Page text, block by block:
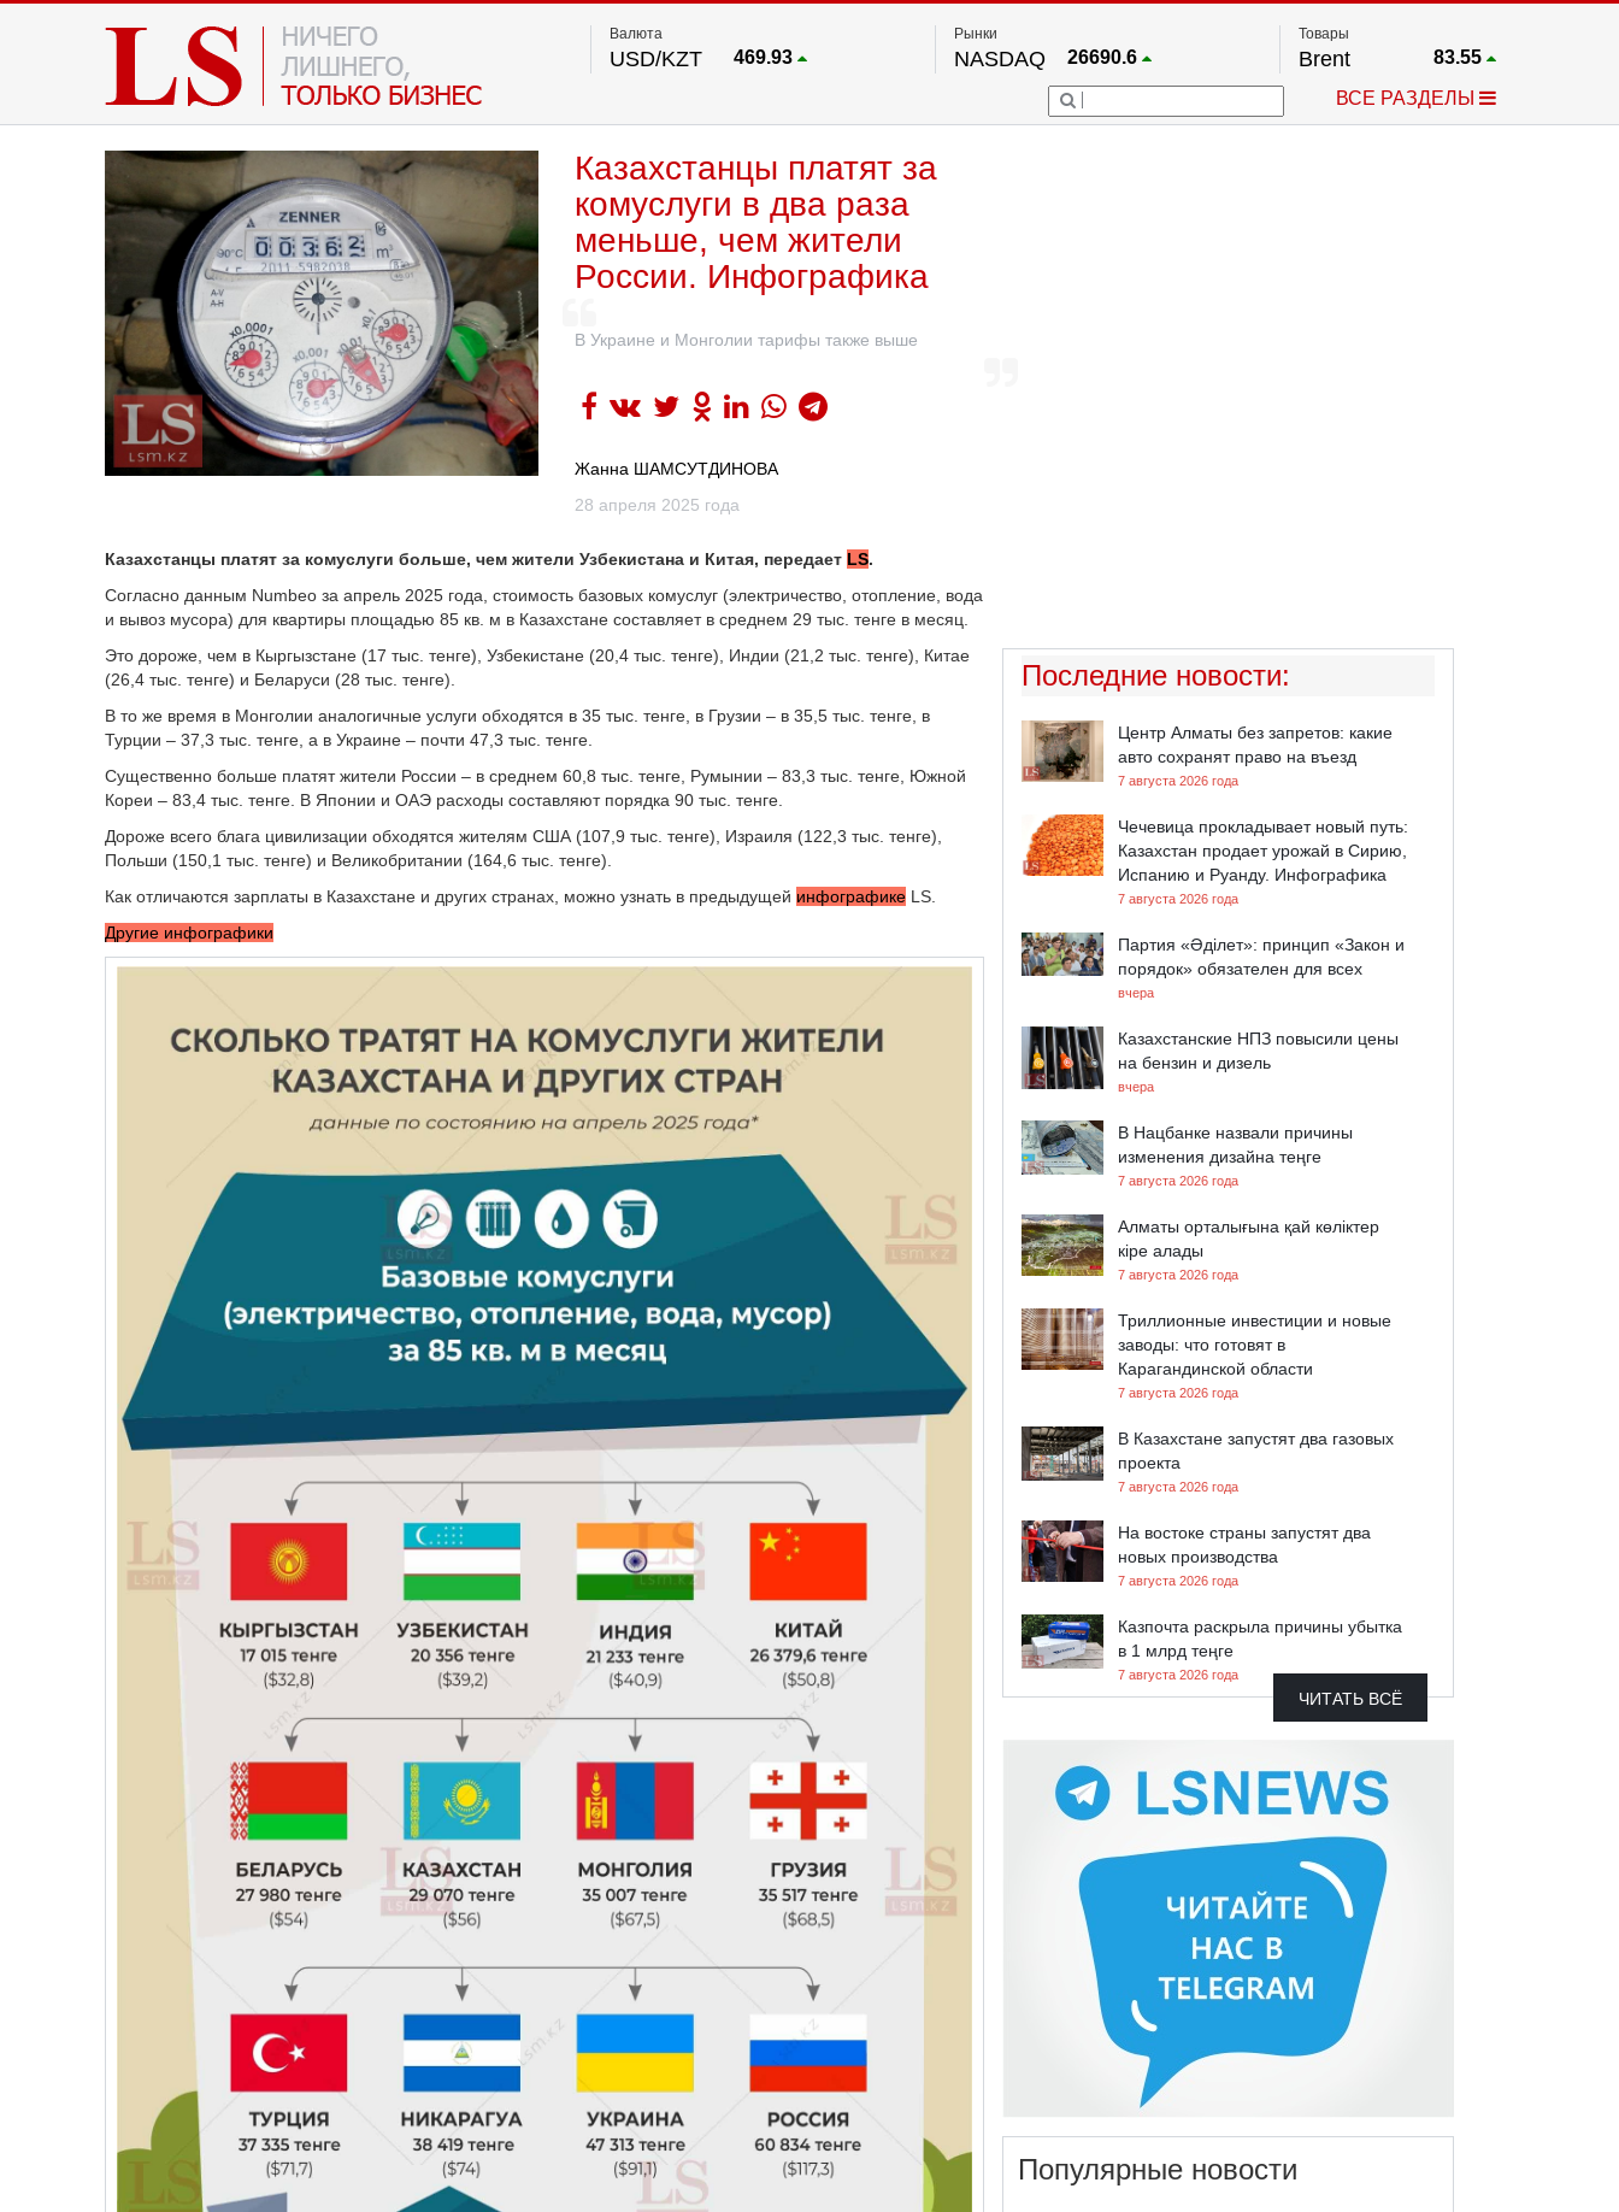
Валюта
USD/KZT 469.93
Рынки
NASDAQ 26690.6
FTSE 100 67.17
54036.9
Товары
Brent 83.55
Платина
2.662
ВСЕ РАЗДЕЛЫ
Казахстанцы платят за
комуслуги в два раза
меньше, чем жители
России. Инфографика
В Украине и Монголии тарифы также выше
Жанна ШАМСУТДИНОВА
28 апреля 2025 года
Казахстанцы платят за комуслуги больше, чем жители Узбекистана и Китая, передает LS.
Согласно данным Numbeo за апрель 2025 года, стоимость базовых комуслуг (электричество, отопление, вода
и вывоз мусора) для квартиры площадью 85 кв. м в Казахстане составляет в среднем 29 тыс. тенге в месяц.
Это дороже, чем в Кыргызстане (17 тыс. тенге), Узбекистане (20,4 тыс. тенге), Индии (21,2 тыс. тенге), Китае
(26,4 тыс. тенге) и Беларуси (28 тыс. тенге).
В то же время в Монголии аналогичные услуги обходятся в 35 тыс. тенге, в Грузии – в 35,5 тыс. тенге, в
Турции – 37,3 тыс. тенге, а в Украине – почти 47,3 тыс. тенге.
Существенно больше платят жители России – в среднем 60,8 тыс. тенге, Румынии – 83,3 тыс. тенге, Южной
Кореи – 83,4 тыс. тенге. В Японии и ОАЭ расходы составляют порядка 90 тыс. тенге.
Дороже всего блага цивилизации обходятся жителям США (107,9 тыс. тенге), Израиля (122,3 тыс. тенге),
Польши (150,1 тыс. тенге) и Великобритании (164,6 тыс. тенге).
Как отличаются зарплаты в Казахстане и других странах, можно узнать в предыдущей инфографике LS.
Другие инфографики
Последние новости:
Центр Алматы без запретов: какие
авто сохранят право на въезд
7 августа 2026 года
Чечевица прокладывает новый путь:
Казахстан продает урожай в Сирию,
Испанию и Руанду. Инфографика
7 августа 2026 года
Партия «Әділет»: принцип «Закон и
порядок» обязателен для всех
вчера
Казахстанские НПЗ повысили цены
на бензин и дизель
вчера
В Нацбанке назвали причины
изменения дизайна теңге
7 августа 2026 года
Алматы орталығына қай көліктер
кіре алады
7 августа 2026 года
Триллионные инвестиции и новые
заводы: что готовят в
Карагандинской области
7 августа 2026 года
В Казахстане запустят два газовых
проекта
7 августа 2026 года
На востоке страны запустят два
новых производства
7 августа 2026 года
Казпочта раскрыла причины убытка
в 1 млрд теңге
7 августа 2026 года
ЧИТАТЬ ВСЁ
Популярные новости